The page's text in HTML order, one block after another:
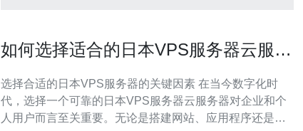
如何选择适合的日本VPS服务器云服务
选择合适的日本VPS服务器的关键因素 在当今数字化时
代，选择一个可靠的日本VPS服务器云服务器对企业和个
人用户而言至关重要。无论是搭建网站、应用程序还是进